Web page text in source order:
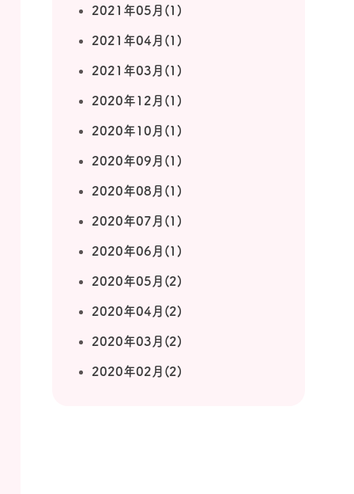
2021年05月(1)
2021年04月(1)
2021年03月(1)
2020年12月(1)
2020年10月(1)
2020年09月(1)
2020年08月(1)
2020年07月(1)
2020年06月(1)
2020年05月(2)
2020年04月(2)
2020年03月(2)
2020年02月(2)